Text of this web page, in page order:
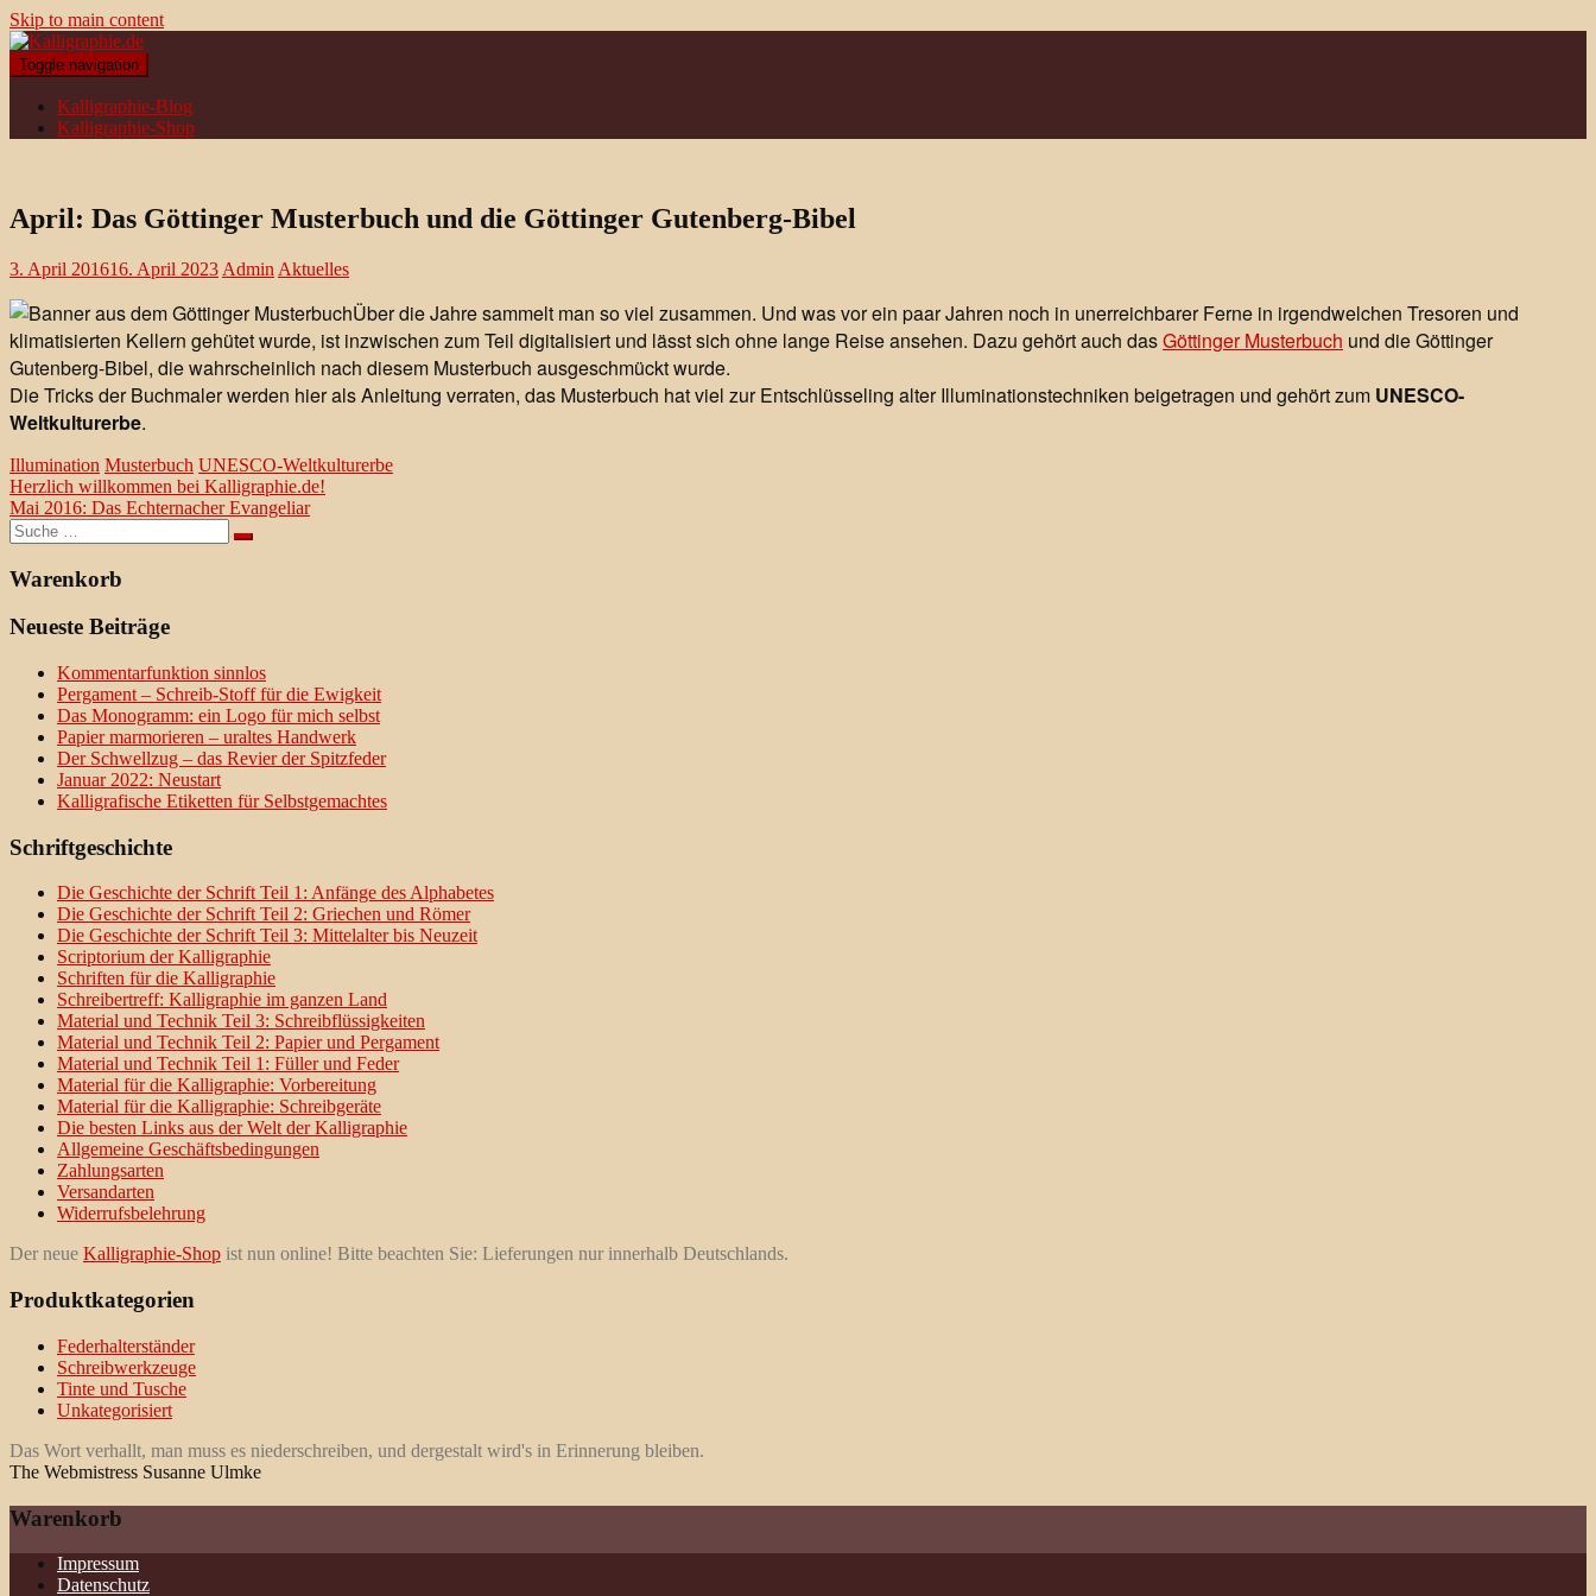
Skip to main content
Toggle navigation
Kalligraphie-Blog
Kalligraphie-Shop
April: Das Göttinger Musterbuch und die Göttinger Gutenberg-Bibel
3. April 201616. April 2023 Admin Aktuelles
Über die Jahre sammelt man so viel zusammen. Und was vor ein paar Jahren noch in unerreichbarer Ferne in irgendwelchen Tresoren und
klimatisierten Kellern gehütet wurde, ist inzwischen zum Teil digitalisiert und lässt sich ohne lange Reise ansehen. Dazu gehört auch dasGöttinger Musterbuch und die Göttinger
Gutenberg-Bibel, die wahrscheinlich nach diesem Musterbuch ausgeschmückt wurde.
Die Tricks der Buchmaler werden hier als Anleitung verraten, das Musterbuch hat viel zur Entschlüsseling alter Illuminationstechniken beigetragen und gehört zum UNESCO-
Weltkulturerbe.
Illumination Musterbuch UNESCO-Weltkulturerbe
Beitragsnavigation
Herzlich willkommen bei Kalligraphie.de!
Mai 2016: Das Echternacher Evangeliar
Suche
nach:
Warenkorb
Neueste Beiträge
Kommentarfunktion sinnlos
Pergament – Schreib-Stoff für die Ewigkeit
Das Monogramm: ein Logo für mich selbst
Papier marmorieren – uraltes Handwerk
Der Schwellzug – das Revier der Spitzfeder
Januar 2022: Neustart
Kalligrafische Etiketten für Selbstgemachtes
Schriftgeschichte
Die Geschichte der Schrift Teil 1: Anfänge des Alphabetes
Die Geschichte der Schrift Teil 2: Griechen und Römer
Die Geschichte der Schrift Teil 3: Mittelalter bis Neuzeit
Scriptorium der Kalligraphie
Schriften für die Kalligraphie
Schreibertreff: Kalligraphie im ganzen Land
Material und Technik Teil 3: Schreibflüssigkeiten
Material und Technik Teil 2: Papier und Pergament
Material und Technik Teil 1: Füller und Feder
Material für die Kalligraphie: Vorbereitung
Material für die Kalligraphie: Schreibgeräte
Die besten Links aus der Welt der Kalligraphie
Allgemeine Geschäftsbedingungen
Zahlungsarten
Versandarten
Widerrufsbelehrung
Der neue Kalligraphie-Shop ist nun online! Bitte beachten Sie: Lieferungen nur innerhalb Deutschlands.
Produktkategorien
Federhalterständer
Schreibwerkzeuge
Tinte und Tusche
Unkategorisiert
Das Wort verhallt, man muss es niederschreiben, und dergestalt wird's in Erinnerung bleiben.
The Webmistress Susanne Ulmke
Warenkorb
Impressum
Datenschutz